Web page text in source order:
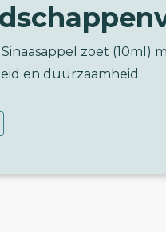
zoet (10ml)
en duurzaamheid.